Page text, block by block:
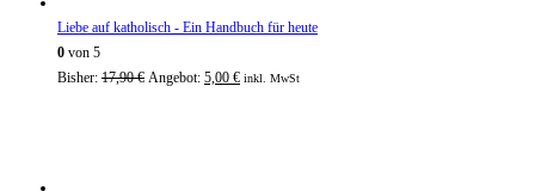
Liebe auf katholisch - Ein Handbuch für heute
0 von 5
Bisher: 17,90€ Angebot: 5,00 € inkl. MwSt